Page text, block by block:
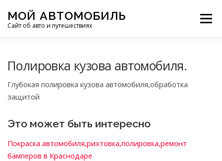
содержимому
МОЙ АВТОМОБИЛЬ
Сайт об авто и путешествиях
Меню
МОТОЦИКЛЫ
ОСТАЛЬНОЕ
Полировка кузова автомобиля.
Глубокая полировка кузова автомобиля,обработка
защитой
Это может быть интересно
Покраска автомобиля,рихтовка,полировка,ремонт
бамперов в Краснодаре